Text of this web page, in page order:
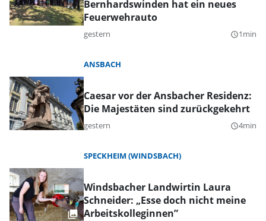
Bernhardswinden hat ein neues
Feuerwehrauto
gestern query_builder1min
ANSBACH
Caesar vor der Ansbacher Residenz:
Die Majestäten sind zurückgekehrt
gestern query_builder4min
SPECKHEIM (WINDSBACH)
Windsbacher Landwirtin Laura
Schneider: „Esse doch nicht meine
Arbeitskolleginnen”